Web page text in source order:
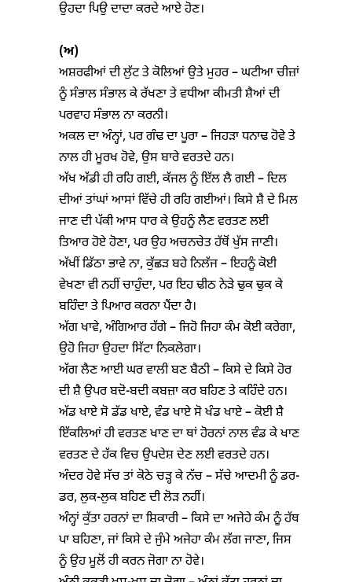
ਉਹਦਾ ਪਿਉ ਦਾਦਾ ਕਰਦੇ ਆਏ ਹੋਣ।
(ਅ)
ਅਸ਼ਰਫੀਆਂ ਦੀ ਲੁੱਟ ਤੇ ਕੋਲਿਆਂ ਉਤੇ ਮੁਹਰ – ਘਟੀਆ ਚੀਜ਼ਾਂ
ਨੂੰ ਸੰਭਾਲ ਸੰਭਾਲ ਕੇ ਰੱਖਣਾ ਤੇ ਵਧੀਆ ਕੀਮਤੀ ਸ਼ੈਆਂ ਦੀ
ਪਰਵਾਹ ਸੰਭਾਲ ਨਾ ਕਰਨੀ।
ਅਕਲ ਦਾ ਅੰਨ੍ਹਾਂ, ਪਰ ਗੰਢ ਦਾ ਪੂਰਾ – ਜਿਹੜਾ ਧਨਾਢ ਹੋਵੇ ਤੇ
ਨਾਲ ਹੀ ਮੂਰਖ ਹੋਵੇ, ਉਸ ਬਾਰੇ ਵਰਤਦੇ ਹਨ।
ਅੱਖ ਅੱਡੀ ਹੀ ਰਹਿ ਗਈ, ਕੱਜਲ ਨੂੰ ਇੱਲ ਲੈ ਗਈ – ਦਿਲ
ਦੀਆਂ ਤਾਂਘਾਂ ਆਸਾਂ ਵਿੱਚੇ ਹੀ ਰਹਿ ਗਈਆਂ। ਕਿਸੇ ਸ਼ੈ ਦੇ ਮਿਲ
ਜਾਣ ਦੀ ਪੱਕੀ ਆਸ ਧਾਰ ਕੇ ਉਹਨੂੰ ਲੈਣ ਵਰਤਣ ਲਈ
ਤਿਆਰ ਹੋਏ ਹੋਣਾ, ਪਰ ਉਹ ਅਚਨਚੇਤ ਹੱਥੋਂ ਖੁੱਸ ਜਾਣੀ।
ਅੱਖੀਂ ਡਿੱਠਾ ਭਾਵੇ ਨਾ, ਕੁੱਛੜ ਬਹੇ ਨਿਲੱਜ – ਇਹਨੂੰ ਕੋਈ
ਵੇਖਣਾ ਵੀ ਨਹੀਂ ਚਾਹੁੰਦਾ, ਪਰ ਇਹ ਢੀਠ ਨੇੜੇ ਢੁਕ ਢੁਕ ਕੇ
ਬਹਿੰਦਾ ਤੇ ਪਿਆਰ ਕਰਨਾ ਪੈਂਦਾ ਹੈ।
ਅੱਗ ਖਾਵੇ, ਅੰਗਿਆਰ ਹੱਗੇ – ਜਿਹੋ ਜਿਹਾ ਕੰਮ ਕੋਈ ਕਰੇਗਾ,
ਉਹੋ ਜਿਹਾ ਉਹਦਾ ਸਿੱਟਾ ਨਿਕਲੇਗਾ।
ਅੱਗ ਲੈਣ ਆਈ ਘਰ ਵਾਲੀ ਬਣ ਬੈਠੀ – ਕਿਸੇ ਦੇ ਕਿਸੇ ਹੋਰ
ਦੀ ਸ਼ੈ ਉਪਰ ਬਦੋ-ਬਦੀ ਕਬਜ਼ਾ ਕਰ ਬਹਿਣ ਤੇ ਕਹਿੰਦੇ ਹਨ।
ਅੱਡ ਖਾਏ ਸੋ ਡੱਡ ਖਾਏ, ਵੰਡ ਖਾਏ ਸੋ ਖੰਡ ਖਾਏ – ਕੋਈ ਸ਼ੈ
ਇੱਕਲਿਆਂ ਹੀ ਵਰਤਣ ਖਾਣ ਦਾ ਥਾਂ ਹੋਰਨਾਂ ਨਾਲ ਵੰਡ ਕੇ ਖਾਣ
ਵਰਤਣ ਦੇ ਹੱਕ ਵਿਚ ਉਪਦੇਸ਼ ਦੇਣ ਲਈ ਵਰਤਦੇ ਹਨ।
ਅੰਦਰ ਹੋਵੇ ਸੱਚ ਤਾਂ ਕੋਠੇ ਚੜ੍ਹ ਕੇ ਨੱਚ – ਸੱਚੇ ਆਦਮੀ ਨੂੰ ਡਰ-
ਡਰ, ਲੁਕ-ਲੁਕ ਬਹਿਣ ਦੀ ਲੋੜ ਨਹੀਂ।
ਅੰਨ੍ਹਾਂ ਕੁੱਤਾ ਹਰਨਾਂ ਦਾ ਸ਼ਿਕਾਰੀ – ਕਿਸੇ ਦਾ ਅਜੇਹੇ ਕੰਮ ਨੂੰ ਹੱਥ
ਪਾ ਬਹਿਣਾ, ਜਾਂ ਕਿਸੇ ਦੇ ਜੁੰਮੇ ਅਜੇਹਾ ਕੰਮ ਲੱਗ ਜਾਣਾ, ਜਿਸ
ਨੂੰ ਉਹ ਮੂਲੋਂ ਹੀ ਕਰਨ ਜੋਗਾ ਨਾ ਹੋਵੇ।